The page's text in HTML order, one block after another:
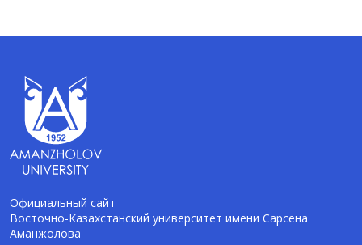
Официальный сайт
Восточно-Казахстанский университет имени Сарсена
Аманжолова